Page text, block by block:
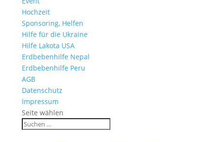
Hochzeit
Sponsoring, Helfen
Hilfe für die Ukraine
Hilfe Lakota USA
Erdbebenhilfe Nepal
Erdbebenhilfe Peru
AGB
Datenschutz
Impressum
Seite wählen